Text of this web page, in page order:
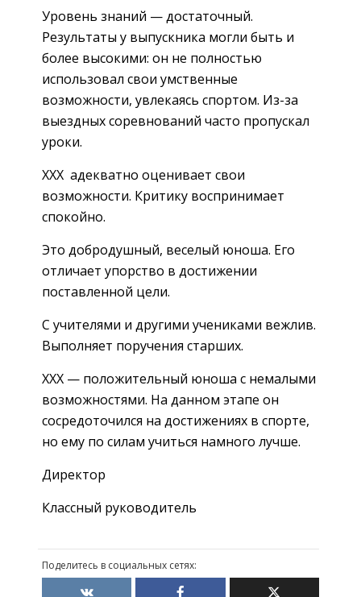
Уровень знаний — достаточный.
Результаты у выпускника могли быть и
более высокими: он не полностью
использовал свои умственные
возможности, увлекаясь спортом. Из-за
выездных соревнований часто пропускал
уроки.
XXX адекватно оценивает свои
возможности. Критику воспринимает
спокойно.
Это добродушный, веселый юноша. Его
отличает упорство в достижении
поставленной цели.
С учителями и другими учениками вежлив.
Выполняет поручения старших.
XXX — положительный юноша с немалыми
возможностями. На данном этапе он
сосредоточился на достижениях в спорте,
но ему по силам учиться намного лучше.
Директор
Классный руководитель
Поделитесь в социальных сетях: